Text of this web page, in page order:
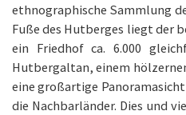
ethnographische Sammlung
Fuße des Hutberges liegt der
ein Friedhof ca. 6.000
Hutbergaltan, einem
eine großartige
die Nachbarländer. Dies und